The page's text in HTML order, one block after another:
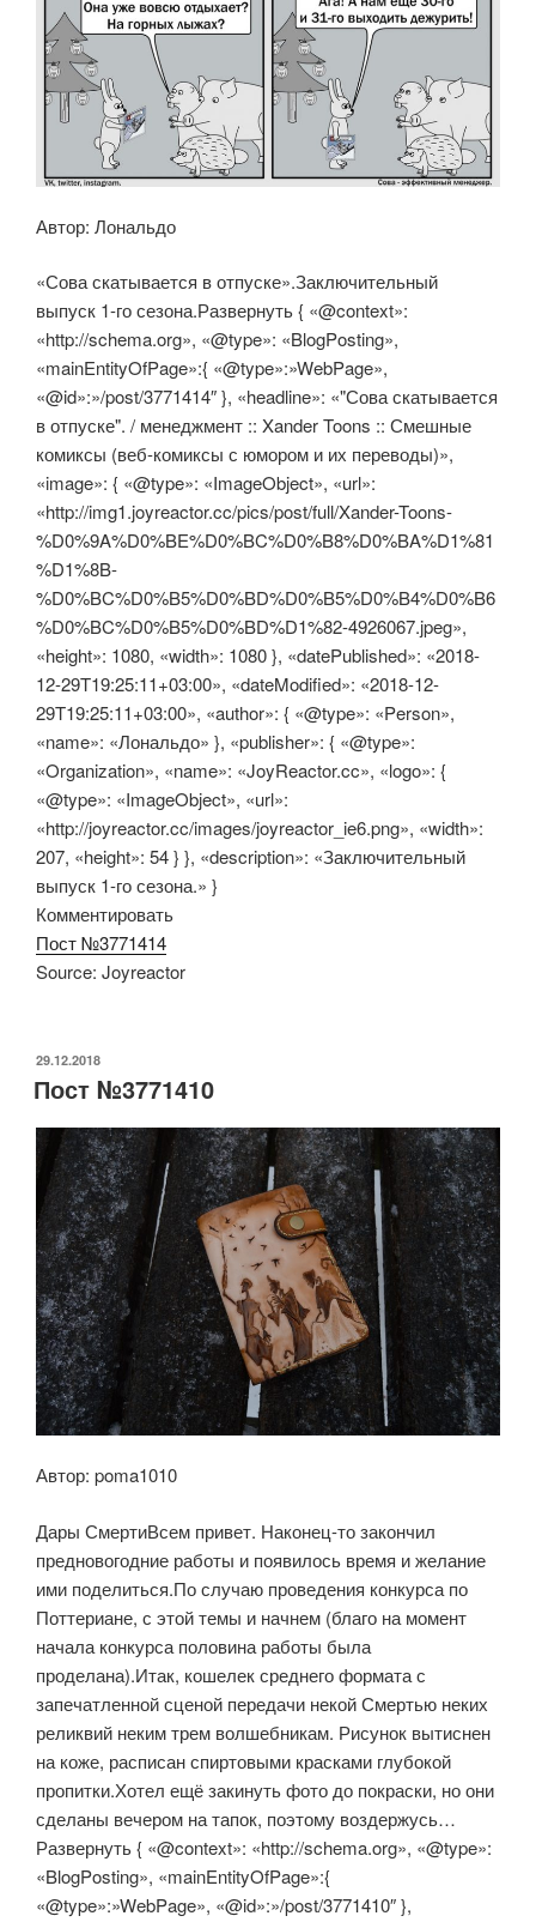
Автор: Лональдо
«Сова скатывается в отпуске».Заключительный
выпуск 1-го сезона.Развернуть { «@context»:
«http://schema.org», «@type»: «BlogPosting»,
«mainEntityOfPage»:{ «@type»:»WebPage»,
«@id»:»/post/3771414″ }, «headline»: «"Сова скатывается
в отпуске". / менеджмент :: Xander Toons :: Смешные
комиксы (веб-комиксы с юмором и их переводы)»,
«image»: { «@type»: «ImageObject», «url»:
«http://img1.joyreactor.cc/pics/post/full/Xander-Toons-
%D0%9A%D0%BE%D0%BC%D0%B8%D0%BA%D1%81
%D1%8B-
%D0%BC%D0%B5%D0%BD%D0%B5%D0%B4%D0%B6
%D0%BC%D0%B5%D0%BD%D1%82-4926067.jpeg»,
«height»: 1080, «width»: 1080 }, «datePublished»: «2018-
12-29T19:25:11+03:00», «dateModified»: «2018-12-
29T19:25:11+03:00», «author»: { «@type»: «Person»,
«name»: «Лональдо» }, «publisher»: { «@type»:
«Organization», «name»: «JoyReactor.cc», «logo»: {
«@type»: «ImageObject», «url»:
«http://joyreactor.cc/images/joyreactor_ie6.png», «width»:
207, «height»: 54 } }, «description»: «Заключительный
выпуск 1-го сезона.» }
Комментировать
Пост №3771414
Source: Joyreactor
ОПУБЛИКОВАНО
29.12.2018
Пост №3771410
Автор: poma1010
Дары СмертиВсем привет. Наконец-то закончил
предновогодние работы и появилось время и желание
ими поделиться.По случаю проведения конкурса по
Поттериане, с этой темы и начнем (благо на момент
начала конкурса половина работы была
проделана).Итак, кошелек среднего формата с
запечатленной сценой передачи некой Смертью неких
реликвий неким трем волшебникам. Рисунок вытиснен
на коже, расписан спиртовыми красками глубокой
пропитки.Хотел ещё закинуть фото до покраски, но они
сделаны вечером на тапок, поэтому воздержусь…
Развернуть { «@context»: «http://schema.org», «@type»:
«BlogPosting», «mainEntityOfPage»:{
«@type»:»WebPage», «@id»:»/post/3771410″ },